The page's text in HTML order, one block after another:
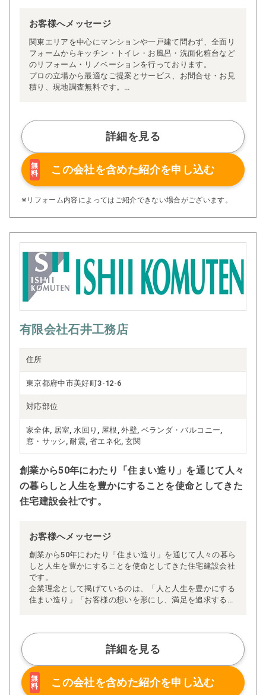
お客様へメッセージ
関東エリアを中心にマンションや一戸建て問わず、全面リ
フォームからキッチン・トイレ・お風呂・洗面化粧台など
のリフォーム・リノベーションを行っております。
プロの立場から最適なご提案とサービス、お問合せ・お見
積り、現地調査無料です。
詳細を見る
無
料
この会社を含めた紹介を申し込む
※リフォーム内容によってはご紹介できない場合がございます。
有限会社石井工務店
住所
東京都府中市美好町3-12-6
対応部位
家全体, 居室, 水回り, 屋根, 外壁, ベランダ・バルコニー,
窓・サッシ, 耐震, 省エネ化, 玄関
創業から50年にわたり「住まい造り」を通じて人々
の暮らしと人生を豊かにすることを使命としてきた
住宅建設会社です。
お客様へメッセージ
創業から50年にわたり「住まい造り」を通じて人々の暮ら
しと人生を豊かにすることを使命としてきた住宅建設会社
です。
企業理念として掲げているのは、「人と人生を豊かにする
住まい造り」「お客様の想いを形にし、満足を追求する姿
けでなく、関わるすべてのプロセスに反映されており、単
なる建築ではなく「暮らしの価値を創造する」ことを目指
性能面でも非常に高い品質を誇ります。すべての住宅は長
期優良住宅仕様で、断熱等性能等級6を取得。
外皮平均熱貫流率（Ua値）0.46という優れた断熱性能に
詳細を見る
無
料
この会社を含めた紹介を申し込む